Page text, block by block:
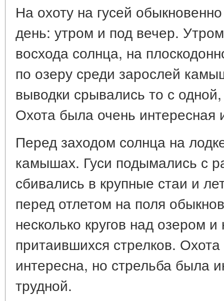
На охоту на гусей
день: утром и под вечер.
восхода солнца, на
по озеру среди зарослей
выводки срывались то с
Охота была очень интересная
Перед заходом солнца на
камышах. Гуси подымались с
сбивались в крупные стаи и
перед отлетом на поля
несколько кругов над озером
притаившихся стрелков.
интересна, но стрельба была
трудной.